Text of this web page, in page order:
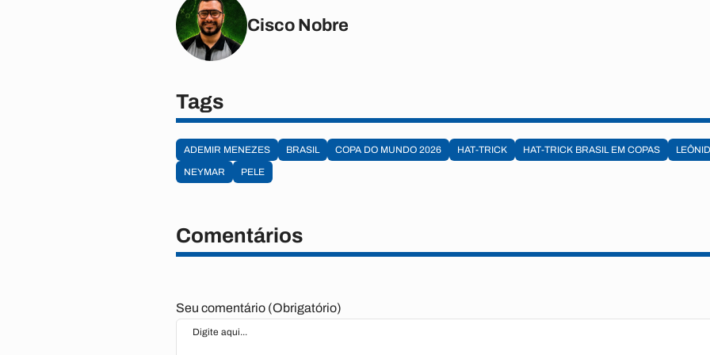
Cisco Nobre
Tags
ADEMIR MENEZES BRASIL COPA DO MUNDO 2026 HAT-TRICK HAT-TRICK BRASIL EM COPAS
NEYMAR
PELE
Comentários
Seu comentário (Obrigatório)